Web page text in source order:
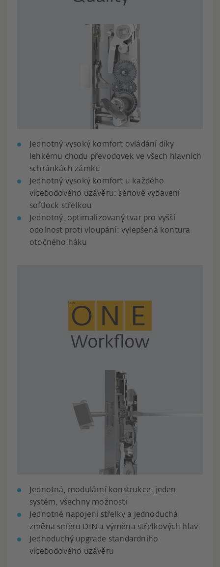
Jednotný vysoký komfort ovládání díky
lehkému chodu převodovek ve všech hlavních
schránkách zámku
Jednotný vysoký komfort u každého
vícebodového uzávěru: sériové vybavení
softlock střelkou
Jednotný, optimalizovaný tvar pro vyšší
odolnost proti vloupání: vylepšená kontura
otočného háku
Jednotná, modulární konstrukce: jeden
systém, všechny možnosti
Jednotné napojení střelky a jednoduchá
změna směru DIN a výměna střelkových hlav
Jednoduchý upgrade standardního
vícebodového uzávěru